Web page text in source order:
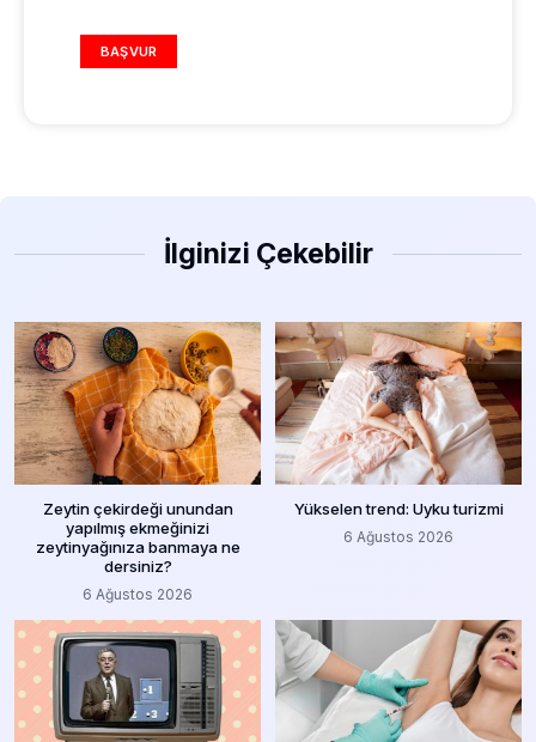
BAŞVUR
İlginizi Çekebilir
Zeytin çekirdeği unundan
yapılmış ekmeğinizi
zeytinyağınıza banmaya ne
dersiniz?
6 Ağustos 2026
Yükselen trend: Uyku turizmi
6 Ağustos 2026